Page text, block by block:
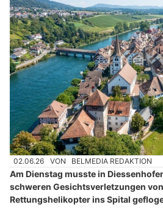
02.06.26 VON BELMEDIA REDAKTION
Am Dienstag musste in
schweren Gesichtsverletzungen
Rettungshelikopter ins Spital